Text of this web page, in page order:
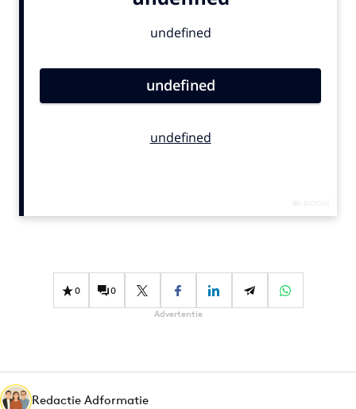
Gedragsverandering
Influencer marketing
Media
Merkstrategie
0 0
Advertentie
Redactie Adformatie